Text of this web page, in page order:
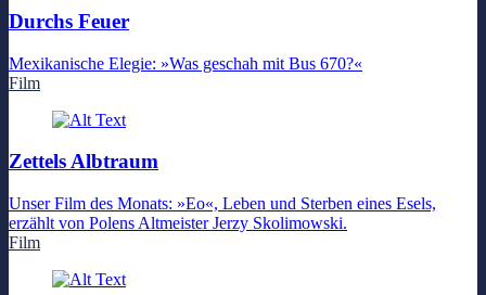
Durchs Feuer
Mexikanische Elegie: »Was geschah mit Bus 670?«
Film
Zettels Albtraum
Unser Film des Monats: »Eo«, Leben und Sterben eines Esels,
erzählt von Polens Altmeister Jerzy Skolimowski.
Film